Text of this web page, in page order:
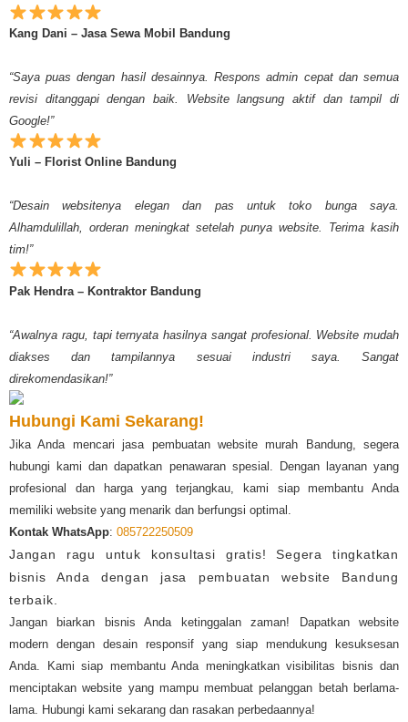
Kang Dani – Jasa Sewa Mobil Bandung
“Saya puas dengan hasil desainnya. Respons admin cepat dan semua
revisi ditanggapi dengan baik. Website langsung aktif dan tampil di
Google!”
Yuli – Florist Online Bandung
“Desain websitenya elegan dan pas untuk toko bunga saya.
Alhamdulillah, orderan meningkat setelah punya website. Terima kasih
tim!”
Pak Hendra – Kontraktor Bandung
“Awalnya ragu, tapi ternyata hasilnya sangat profesional. Website mudah
diakses dan tampilannya sesuai industri saya. Sangat
direkomendasikan!”
Hubungi Kami Sekarang!
Jika Anda mencari jasa pembuatan website murah Bandung, segera
hubungi kami dan dapatkan penawaran spesial. Dengan layanan yang
profesional dan harga yang terjangkau, kami siap membantu Anda
memiliki website yang menarik dan berfungsi optimal.
Kontak WhatsApp: 085722250509
Jangan ragu untuk konsultasi gratis! Segera tingkatkan
bisnis Anda dengan jasa pembuatan website Bandung
terbaik.
Jangan biarkan bisnis Anda ketinggalan zaman! Dapatkan website
modern dengan desain responsif yang siap mendukung kesuksesan
Anda. Kami siap membantu Anda meningkatkan visibilitas bisnis dan
menciptakan website yang mampu membuat pelanggan betah berlama-
lama. Hubungi kami sekarang dan rasakan perbedaannya!